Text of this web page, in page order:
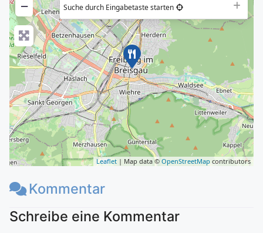
−
Suche durch Eingabetaste starten
Leaflet | Map data © OpenStreetMap contributors
Kommentar